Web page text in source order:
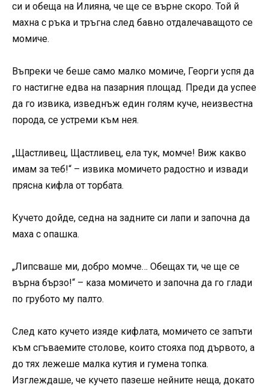
си и обеща на Илияна, че ще се върне скоро. Той й
махна с ръка и тръгна след бавно отдалечаващото се
момиче.
Въпреки че беше само малко момиче, Георги успя да
го настигне едва на пазарния площад. Преди да успее
да го извика, изведнъж един голям куче, неизвестна
порода, се устреми към нея.
„Щастливец, Щастливец, ела тук, момче! Виж какво
имам за теб!“ – извика момичето радостно и извади
прясна кифла от торбата.
Кучето дойде, седна на задните си лапи и започна да
маха с опашка.
„Липсваше ми, добро момче… Обещах ти, че ще се
върна бързо!“ – каза момичето и започна да го глади
по грубото му палто.
След като кучето изяде кифлата, момичето се запъти
към сгъваемите столове, които стояха под дървото, а
до тях лежеше малка кутия и гумена топка.
Изглеждаше, че кучето пазеше нейните неща, докато